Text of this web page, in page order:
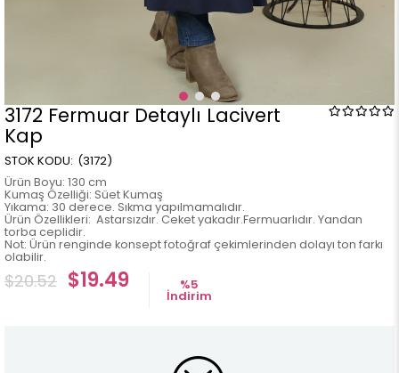
3172 Fermuar Detaylı Lacivert
Kap
(3172)
Ürün Boyu: 130 cm
Kumaş Özelliği: Süet Kumaş
Yıkama: 30 derece. Sıkma yapılmamalıdır.
Ürün Özellikleri: Astarsızdır. Ceket yakadır.Fermuarlıdır. Yandan
torba ceplidir.
Not: Ürün renginde konsept fotoğraf çekimlerinden dolayı ton farkı
olabilir.
$20.52 $19.49 %5
İndirim